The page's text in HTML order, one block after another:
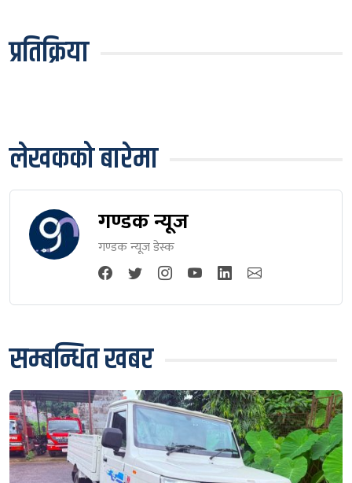
प्रतिक्रिया
लेखकको बारेमा
गण्डक न्यूज
गण्डक न्यूज डेस्क
सम्बन्धित खबर